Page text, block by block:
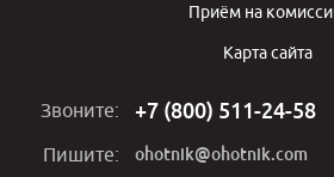
Приём на
Карта сайта
Звоните: +7 (800) 511-24-58
Пишите: ohotnik@ohotnik.com